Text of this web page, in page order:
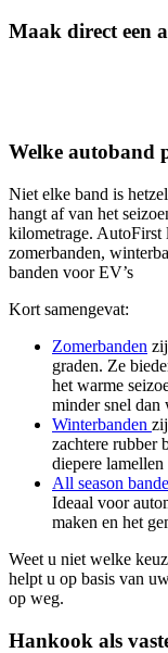
Maak direct een
Welke autoband
Niet elke band is
hangt af van het
kilometrage. AutoFirst
zomerbanden,
banden voor EV’s
Kort samengevat:
Zomerbanden
graden. Ze
het warme
minder snel dan
Winterbanden
zachtere rubber
diepere
All season
Ideaal voor
maken en het
Weet u niet welke
helpt u op basis van
op weg.
Hankook als